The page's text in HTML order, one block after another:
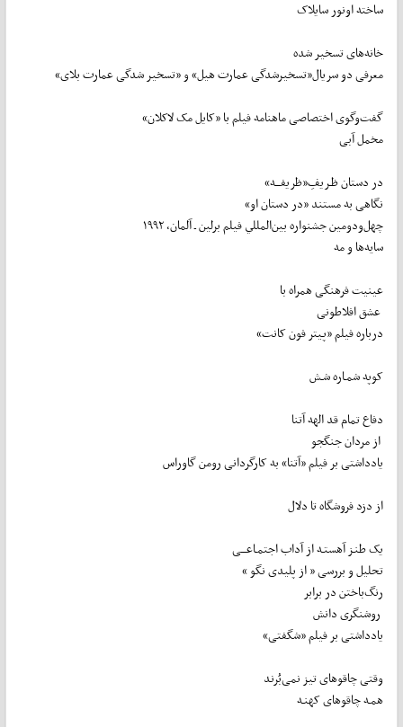
ساخته اونور سایلاک
خانه‌های تسخیر شده
معرفی دو سریال«تسخیرشدگی عمارت هیل» و «تسخیر شدگی عمارت بلای»
گفت‌وگوی اختصاصی ماهنامه فیلم با «کایل مک لاکلان»
مخمل آبی
در دستان ظـریفِ«ظریفـــه»
نگاهی به مستند «در دستان او»
چهل‌ودومين جشنواره بين‌المللي فيلم برلين ـ آلمان، ۱۹۹۲
سايه‌ها و مه
عینیت فرهنگی همراه با
عشق افلاطونی
درباره فیلم «پیتر فون کانت»
کوپه شمـاره شـش
دفاع تمام قد الهه آتنا
از مردان جنگجو
یادداشتی بر فیلم «آتنا» به کارگردانی رومن گاوراس
از دزد فروشگاه تا دلال
یک طنـز آهستـه از آداب اجتمـاعـــی
تحلیل و بررسی « از پلیدی نگو »
رنگ‌باختن در برابر
روشنگری دانش
یادداشتی بر فیلم «شگفتی»
وقتی چاقوهای تیز نمی‌بُرند
همـه چاقوهای کهنـه